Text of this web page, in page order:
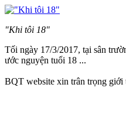
"Khi tôi 18"
Tối ngày 17/3/2017, tại sân
ước nguyện tuổi 18 ...
BQT website xin trân trọng